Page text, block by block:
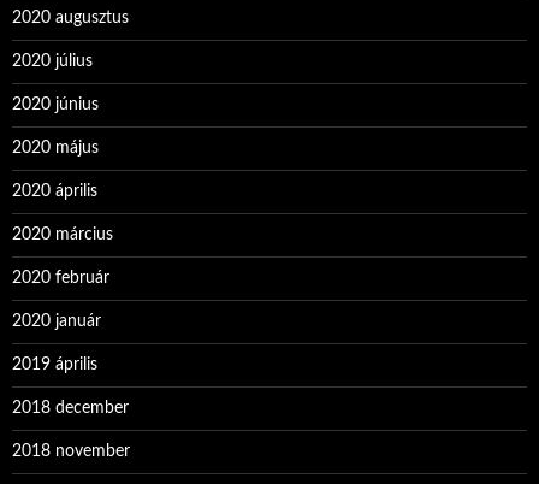
2020 augusztus
2020 július
2020 június
2020 május
2020 április
2020 március
2020 február
2020 január
2019 április
2018 december
2018 november